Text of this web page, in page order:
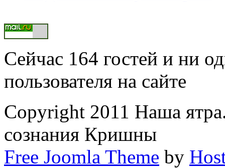
Сейчас 164 гостей и ни
пользователя на сайте
Copyright 2011 Наша
сознания Кришны
Free Joomla Theme by